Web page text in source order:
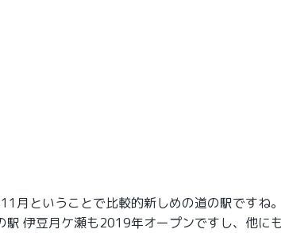
月ということで比較的新しめの道の駅ですね。
駅 伊豆月ケ瀬も2019年オープンですし、他に